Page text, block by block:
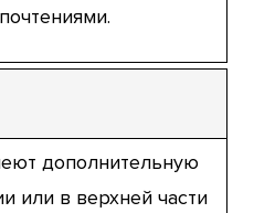
дополнительную
или в верхней части